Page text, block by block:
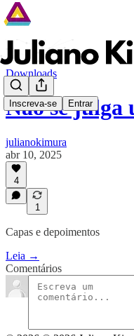
Inscreva-se Entrar
Downloads
Não se julga
julianokimura
abr 10, 2025
4
1
Capas e depoimentos
Leia →
Comentários